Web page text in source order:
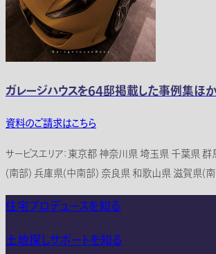
ガレージハウスを64邸掲載した事例集ほか
資料のご請求はこちら
サービスエリア：東京都 神奈川県 埼玉県 千葉県
(南部) 兵庫県(中南部) 奈良県 和歌山県 滋賀県(
住宅プロデュースを知る
土地探しサポートを知る